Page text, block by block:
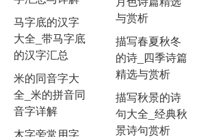
马字底的汉字
大全_带马字底
的汉字汇总
米的同音字大
全_米的拼音同
音字详解
与赏析
描写春夏秋冬
的诗_四季诗篇
精选与赏析
描写秋景的诗
句大全_经典秋
景诗句赏析